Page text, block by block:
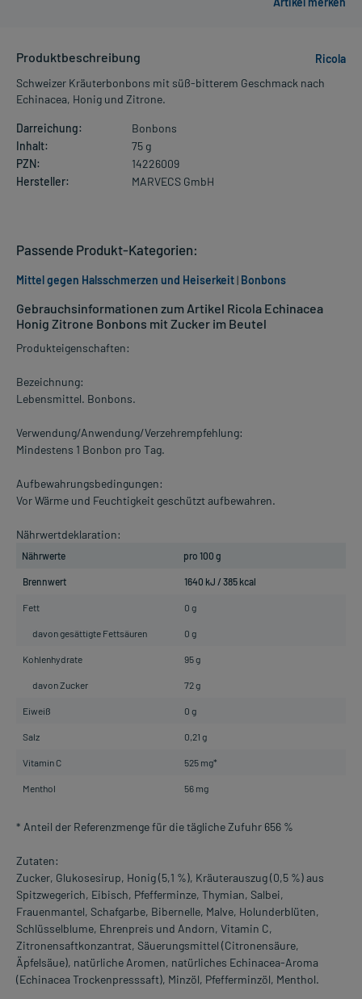
Produktbeschreibung
Ricola
Schweizer Kräuterbonbons mit süß-bitterem Geschmack nach
Echinacea, Honig und Zitrone.
Darreichung:
Bonbons
Inhalt:
75 g
PZN:
14226009
Hersteller:
MARVECS GmbH
Gebrauchsinformationen zum Artikel Ricola Echinacea
Honig Zitrone Bonbons mit Zucker im Beutel
Produkteigenschaften:
Bezeichnung:
Lebensmittel. Bonbons.
Verwendung/Anwendung/Verzehrempfehlung:
Mindestens 1 Bonbon pro Tag.
Aufbewahrungsbedingungen:
Vor Wärme und Feuchtigkeit geschützt aufbewahren.
Nährwertdeklaration:
Nährwerte pro 100 g
Brennwert 1640 kJ / 385 kcal
Fett 0 g
davon gesättigte Fettsäuren 0 g
Kohlenhydrate 95 g
davon Zucker 72 g
Eiweiß 0 g
Salz 0,21 g
Vitamin C 525 mg*
Menthol 56 mg
* Anteil der Referenzmenge für die tägliche Zufuhr 656 %
Zutaten:
Zucker, Glukosesirup, Honig (5,1 %), Kräuterauszug (0,5 %) aus
Spitzwegerich, Eibisch, Pfefferminze, Thymian, Salbei,
Frauenmantel, Schafgarbe, Bibernelle, Malve, Holunderblüten,
Schlüsselblume, Ehrenpreis und Andorn, Vitamin C,
Zitronensaftkonzantrat, Säuerungsmittel (Citronensäure,
Äpfelsäue), natürliche Aromen, natürliches Echinacea-Aroma
(Echinacea Trockenpresssaft), Minzöl, Pfefferminzöl, Menthol.
Passende Produkt-Kategorien:
Mittel gegen Halsschmerzen und Heiserkeit| Bonbons